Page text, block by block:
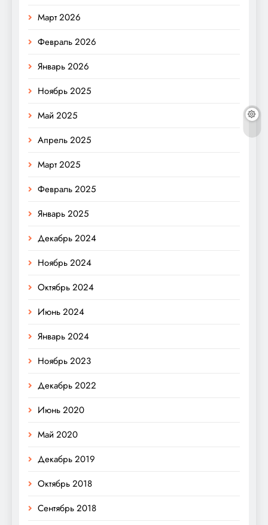
Март 2026
Февраль 2026
Январь 2026
Ноябрь 2025
Май 2025
Апрель 2025
Март 2025
Февраль 2025
Январь 2025
Декабрь 2024
Ноябрь 2024
Октябрь 2024
Июнь 2024
Январь 2024
Ноябрь 2023
Декабрь 2022
Июнь 2020
Май 2020
Декабрь 2019
Октябрь 2018
Сентябрь 2018